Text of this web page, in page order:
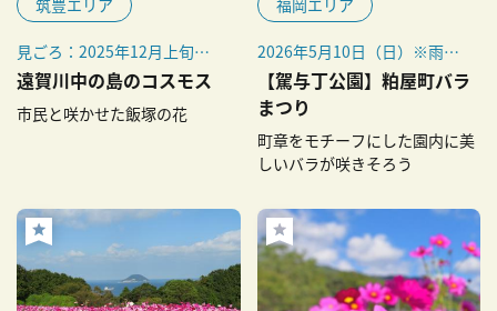
見ごろ：2025年12月上旬～1
月中旬
遠賀川中の島のコスモス
市民と咲かせた飯塚の花
2026年5月10日（日）※雨天
決行
【駕与丁公園】粕屋町バラ
まつり
町章をモチーフにした園内に美
しいバラが咲きそろう